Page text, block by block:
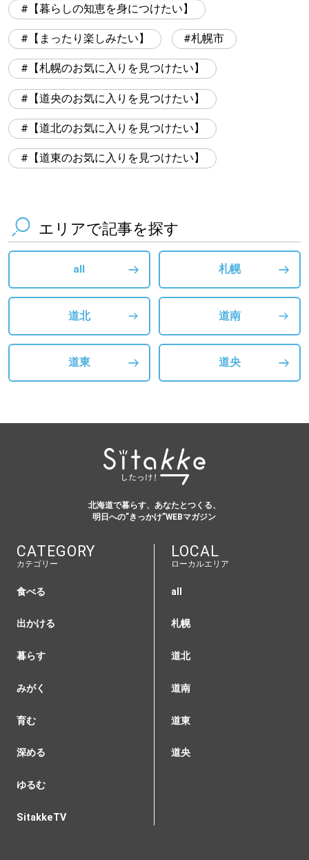
【暮らしの知恵を身につけたい】
【まったり楽しみたい】 札幌市
【札幌のお気に入りを見つけたい】
【道央のお気に入りを見つけたい】
【道北のお気に入りを見つけたい】
【道東のお気に入りを見つけたい】
エリアで記事を探す
all 札幌
道北 道南
道東 道央
北海道で暮らす、あなたとつくる、
明日への”きっかけ”WEBマガジン
CATEGORY
カテゴリー
食べる
出かける
暮らす
みがく
育む
深める
ゆるむ
SitakkeTV
LOCAL
ローカルエリア
all
札幌
道北
道南
道東
道央